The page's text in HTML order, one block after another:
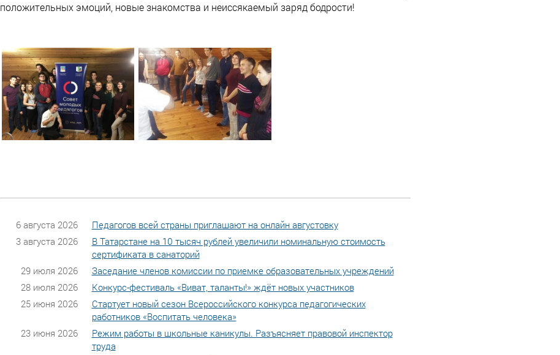
положительных эмоций, новые знакомства и неиссякаемый заряд бодрости!
6 августа 2026
Педагогов всей страны приглашают на онлайн августовку
3 августа 2026
В Татарстане на 10 тысяч рублей увеличили номинальную стоимость
сертификата в санаторий
29 июля 2026
Заседание членов комиссии по приемке образовательных учреждений
28 июля 2026
Конкурс-фестиваль «Виват, таланты!» ждёт новых участников
25 июня 2026
Стартует новый сезон Всероссийского конкурса педагогических
работников «Воспитать человека»
23 июня 2026
Режим работы в школьные каникулы. Разъясняет правовой инспектор
труда